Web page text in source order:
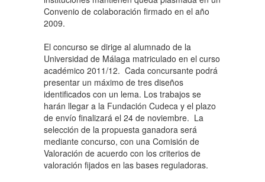
Convenio de colaboración firmado en el año
2009.
El concurso se dirige al alumnado de la
Universidad de Málaga matriculado en el curso
académico 2011/12. Cada concursante podrá
presentar un máximo de tres diseños
identificados con un lema. Los trabajos se
harán llegar a la Fundación Cudeca y el plazo
de envío finalizará el 24 de noviembre. La
selección de la propuesta ganadora será
mediante concurso, con una Comisión de
Valoración de acuerdo con los criterios de
valoración fijados en las bases reguladoras.